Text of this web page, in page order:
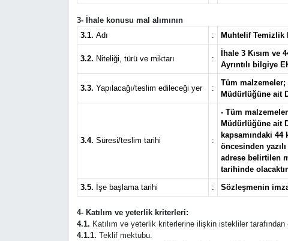
3- İhale konusu mal alımının
3.1. Adı : Muhtelif Temizlik
3.2. Niteliği, türü ve miktarı :
İhale 3 Kısım ve
Ayrıntılı bilgiye
3.3. Yapılacağı/teslim edileceği yer :
Tüm malzemeler;
Müdürlüğüne ait
3.4. Süresi/teslim tarihi :
- Tüm
Müdürlüğüne ait
kapsamındaki
öncesinden
adrese belirtilen
tarihinde
3.5. İşe başlama tarihi : Sözleşmenin
4- Katılım ve yeterlik kriterleri:
4.1. Katılım ve yeterlik kriterlerine ilişkin istekliler
4.1.1. Teklif mektubu.
Kültür ve Sanat
Sivil Toplum
Resmi İlanlar